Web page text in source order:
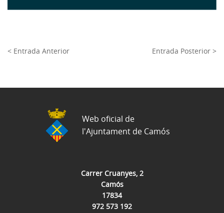
< Entrada Anterior Entrada Posterior >
Carrer Cruanyes, 2
Camós
17834
972 573 192
Web oficial de
l'Ajuntament de Camós